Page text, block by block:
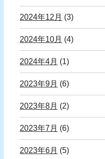
2024年12月 (3)
2024年10月 (4)
2024年4月 (1)
2023年9月 (6)
2023年8月 (2)
2023年7月 (6)
2023年6月 (5)